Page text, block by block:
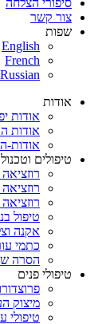
סיפורי הצלחה
צור קשר
שפות
English
French
Russian
אודות
אודות
אודות
אודות-
טיפולים
טיפול
אקנה
כתמי
הסרה
טיפולי פנים
מיצוק
טיפולי